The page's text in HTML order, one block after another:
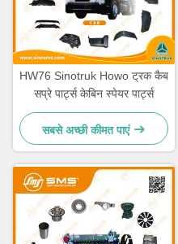
HW76 Sinotruk Howo ट्रक कैब
सप्रे पार्ट्स केबिन स्पेयर पार्ट्स
सबसे अच्छी कीमत पाएं